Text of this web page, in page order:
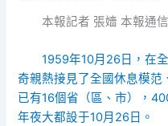
本報記者 張嬙 本報通
1959年10月26日，在
奇親熱接見了全國休息模范
已有16個省（區、市），
年夜大都設于10月26日。